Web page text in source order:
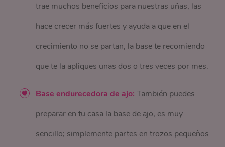
trae muchos beneficios para nuestras uñas, las
hace crecer más fuertes y ayuda a que en el
crecimiento no se partan, la base te recomiendo
que te la apliques unas dos o tres veces por mes.
Base endurecedora de ajo: También puedes
preparar en tu casa la base de ajo, es muy
sencillo; simplemente partes en trozos pequeños